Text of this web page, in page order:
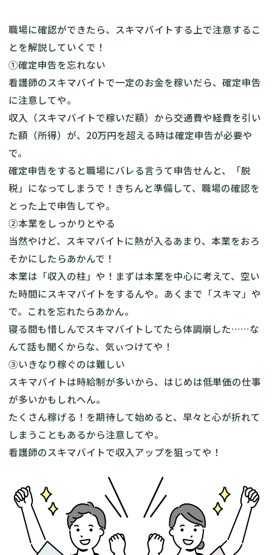
職場に確認ができたら、スキマバイトする上で注意するこ
とを解説していくで！
①確定申告を忘れない
看護師のスキマバイトで一定のお金を稼いだら、確定申告
に注意してや。
収入（スキマバイトで稼いだ額）から交通費や経費を引い
た額（所得）が、20万円を超える時は確定申告が必要や
で。
確定申告をすると職場にバレる言うて申告せんと、「脱
税」になってしまうで！きちんと準備して、職場の確認を
とった上で申告してや。
②本業をしっかりとやる
当然やけど、スキマバイトに熱が入るあまり、本業をおろ
そかにしたらあかんで！
本業は「収入の柱」や！まずは本業を中心に考えて、空い
た時間にスキマバイトをするんや。あくまで「スキマ」や
で。これを忘れたらあかん。
寝る間も惜しんでスキマバイトしてたら体調崩した……な
んて話も聞くからな、気ぃつけてや！
③いきなり稼ぐのは難しい
スキマバイトは時給制が多いから、はじめは低単価の仕事
が多いかもしれへん。
たくさん稼げる！を期待して始めると、早々と心が折れて
しまうこともあるから注意してや。
看護師のスキマバイトで収入アップを狙ってや！